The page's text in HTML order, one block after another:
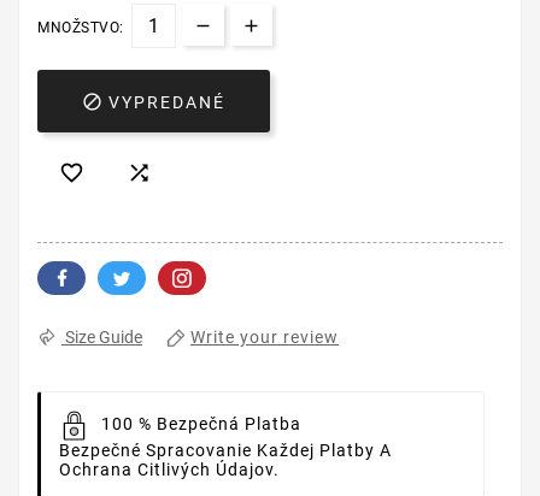
MNOŽSTVO:
 VYPREDANÉ
 
Size Guide Write your review
100 % Bezpečná Platba
Bezpečné Spracovanie Každej Platby A
Ochrana Citlivých Údajov.